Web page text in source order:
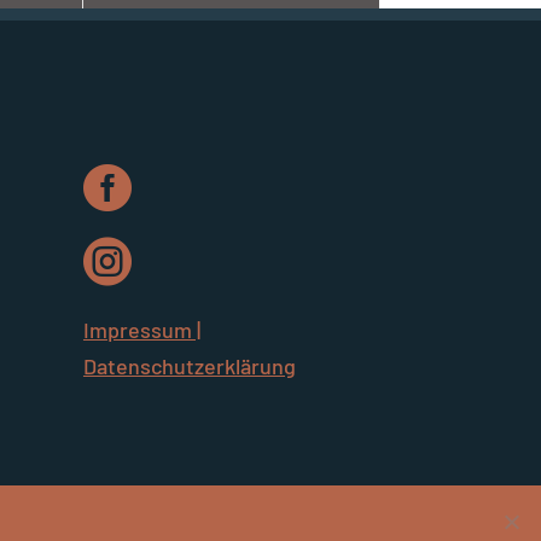


Impressum |
Datenschutzerklärung